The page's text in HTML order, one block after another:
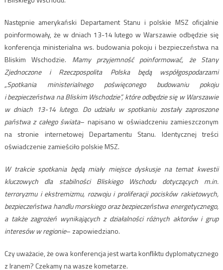
Następnie amerykański Departament Stanu i polskie MSZ oficjalnie
poinformowały, że w dniach 13-14 lutego w Warszawie odbędzie się
konferencja ministerialna ws. budowania pokoju i bezpieczeństwa na
Bliskim Wschodzie. Mamy przyjemność poinformować, że Stany
Zjednoczone i Rzeczpospolita Polska będą współgospodarzami
„Spotkania ministerialnego poświęconego budowaniu pokoju
i bezpieczeństwa na Bliskim Wschodzie”, które odbędzie się w Warszawie
w dniach 13-14 lutego. Do udziału w spotkaniu zostały zaproszone
państwa z całego świata– napisano w oświadczeniu zamieszczonym
na stronie internetowej Departamentu Stanu. Identycznej treści
oświadczenie zamieściło polskie MSZ.
W trakcie spotkania będą miały miejsce dyskusje na temat kwestii
kluczowych dla stabilności Bliskiego Wschodu dotyczących m.in.
terroryzmu i ekstremizmu, rozwoju i proliferacji pocisków rakietowych,
bezpieczeństwa handlu morskiego oraz bezpieczeństwa energetycznego,
a także zagrożeń wynikających z działalności różnych aktorów i grup
interesów w regionie– zapowiedziano.
Czy uważacie, że owa konferencja jest warta konfliktu dyplomatycznego
z Iranem? Czekamy na wasze kometarze.